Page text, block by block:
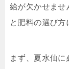
給が欠かせませ
と肥料の選び方
まず、夏水仙